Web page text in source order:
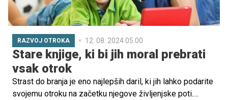
RAZVOJ OTROKA 12. 08. 2024 05.00
Stare knjige, ki bi jih moral prebrati
vsak otrok
Strast do branja je eno najlepših daril, ki jih lahko podarite
svojemu otroku na začetku njegove življenjske poti.